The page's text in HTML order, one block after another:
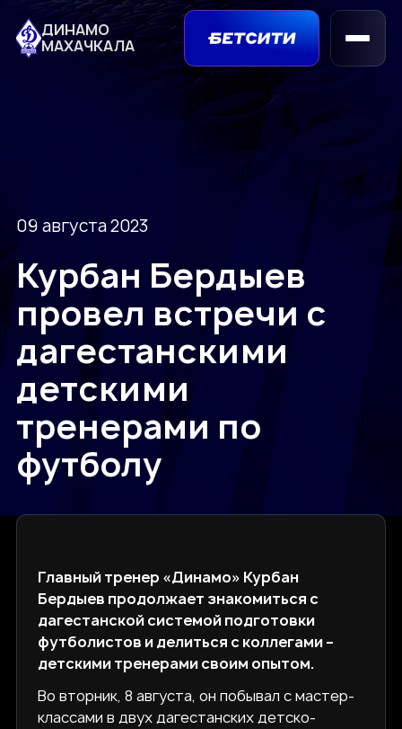
ДИНАМО
МАХАЧКАЛА
09 августа 2023
Курбан Бердыев
провел встречи с
дагестанскими
детскими
тренерами по
футболу
Главный тренер «Динамо» Курбан
Бердыев продолжает знакомиться с
дагестанской системой подготовки
футболистов и делиться с коллегами –
детскими тренерами своим опытом.
Во вторник, 8 августа, он побывал с мастер-
классами в двух дагестанских детско-